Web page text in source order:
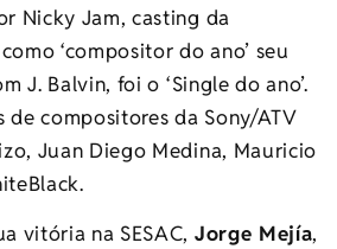
Nicky Jam, casting da
‘compositor do ano’ seu
J. Balvin, foi o ‘Single do ano’.
de compositores da Sony/ATV
Juan Diego Medina, Mauricio
vitória na SESAC, Jorge Mejía,